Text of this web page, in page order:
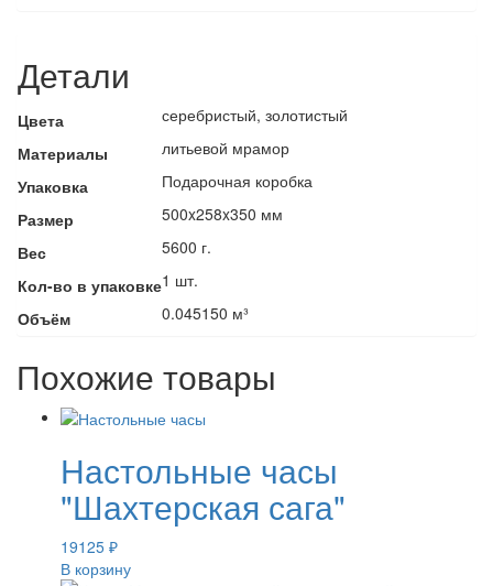
Детали
Цвета
серебристый, золотистый
Материалы
литьевой мрамор
Упаковка
Подарочная коробка
Размер
500x258x350 мм
Вес
5600 г.
Кол-во в упаковке1 шт.
Объём
0.045150 м³
Похожие товары
Настольные часы
"Шахтерская сага"
19125 ₽
В корзину